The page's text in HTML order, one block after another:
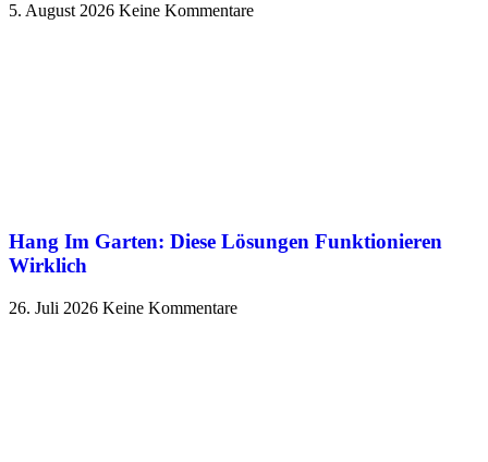
5. August 2026 Keine Kommentare
Hang Im Garten: Diese Lösungen Funktionieren
Wirklich
26. Juli 2026 Keine Kommentare